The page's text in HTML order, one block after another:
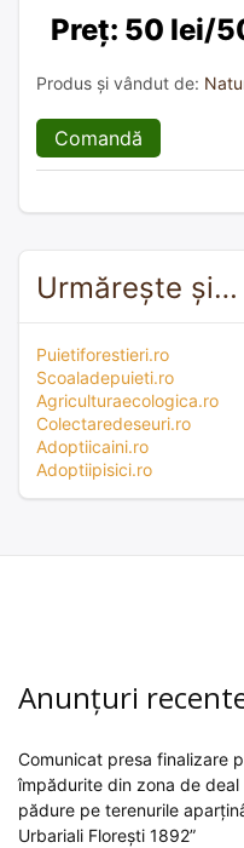
Preț: 50 lei/
Produs și vândut de:
Comandă
Urmărește și…
Puietiforestieri.ro
Scoaladepuieti.ro
Agriculturaecologica.ro
Colectaredeseuri.ro
Adoptiicaini.ro
Adoptiipisici.ro
Anunțuri
Comunicat presa finalizare
împădurite din zona de
pădure pe terenurile
Urbariali Florești 1892”